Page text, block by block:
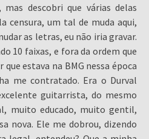
mas descobri que várias delas
censura, um tal de muda aqui,
as letras, eu não iria gravar.
10 faixas, e fora da ordem que
estava na BMG nessa época
me contratado. Era o Durval
guitarrista, do mesmo
muito educado, muito gentil,
nova. Ele me dobrou, dizendo